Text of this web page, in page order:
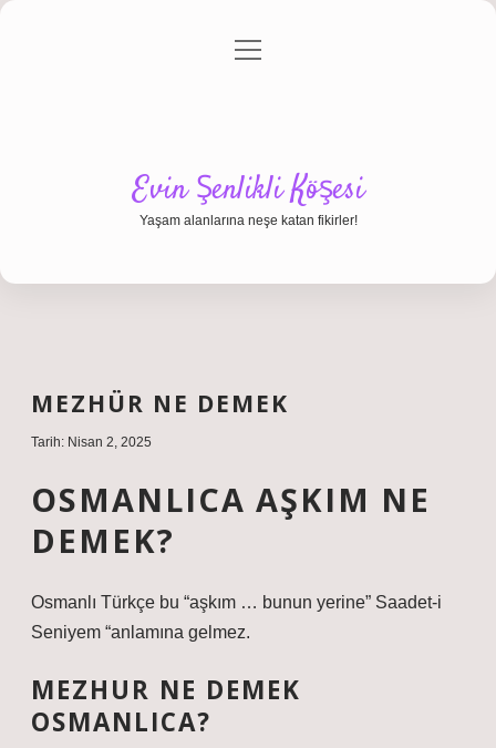
Gizlilik Politikası
menüyü
Evin Şenlikli Köşesi
Yaşam alanlarına neşe katan fikirler!
MEZHÜR NE DEMEK
Tarih: Nisan 2, 2025
OSMANLICA AŞKIM NE
DEMEK?
Osmanlı Türkçe bu “aşkım … bunun yerine” Saadet-i
Seniyem “anlamına gelmez.
MEZHUR NE DEMEK
OSMANLICA?